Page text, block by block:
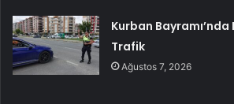
Kurban
Trafik
Ağustos 7, 2026